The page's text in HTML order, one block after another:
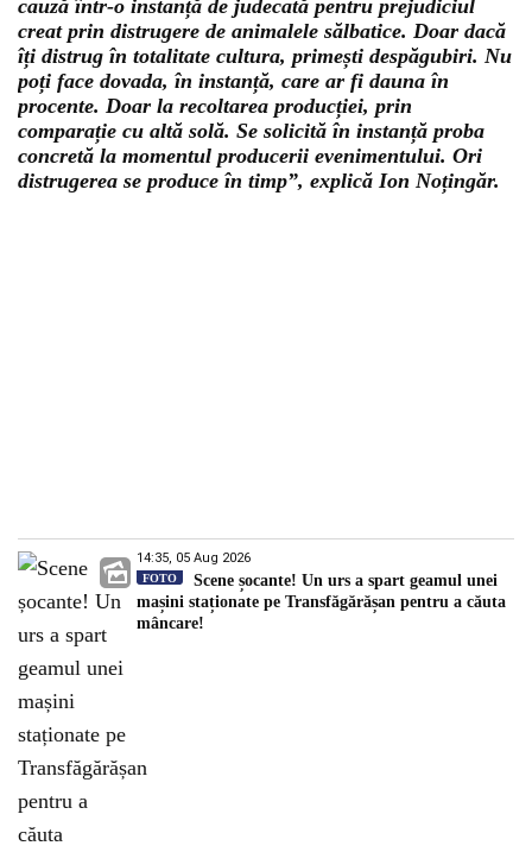
cauză într-o instanță de judecată pentru prejudiciul
creat prin distrugere de animalele sălbatice. Doar dacă
îți distrug în totalitate cultura, primești despăgubiri. Nu
poți face dovada, în instanță, care ar fi dauna în
procente. Doar la recoltarea producției, prin
comparație cu altă solă. Se solicită în instanță proba
concretă la momentul producerii evenimentului. Ori
distrugerea se produce în timp”, explică Ion Noțingăr.
14:35, 05 Aug 2026
FOTO
Scene șocante! Un urs a spart geamul unei
mașini staționate pe Transfăgărășan pentru a căuta
mâncare!